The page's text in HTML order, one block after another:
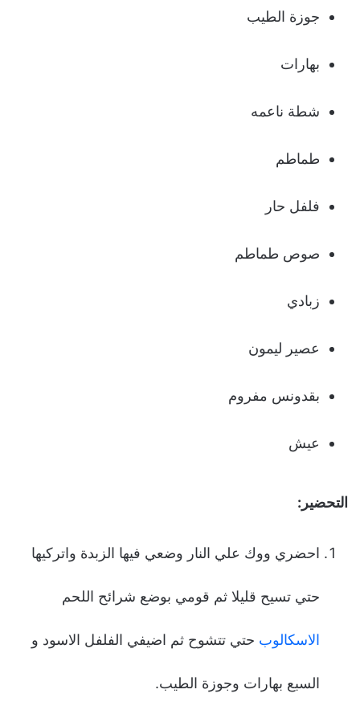
جوزة الطيب
بهارات
شطة ناعمه
طماطم
فلفل حار
صوص طماطم
زبادي
عصير ليمون
بقدونس مفروم
عيش
التحضير:
احضري ووك علي النار وضعي فيها الزبدة واتركيها
حتي تسيح قليلا ثم قومي بوضع شرائح اللحم
الاسكالوب حتي تتشوح ثم اضيفي الفلفل الاسود و
السبع بهارات وجوزة الطيب.